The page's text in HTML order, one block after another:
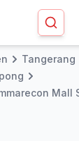
Tangerang
Mall